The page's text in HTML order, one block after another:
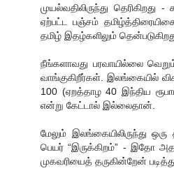
முயல்வதிலிருந்து தெரிகிறது
ஏற்பட்ட பஞ்சம்
தமிழ் இதழ்களிலும்
நீங்களாவது பரவாயில்லை
வாங்குகிறீர்கள். இலங்கையில்
100 (ஏறத்தாழ 40 இந்திய
என்று கேட்டால் இல்லைதான்.
மேலும் இலங்கையிலிருந்து
பெயர் “இருக்கிறம்” - இதோ
முகவரியைத் தருகின்றேன்